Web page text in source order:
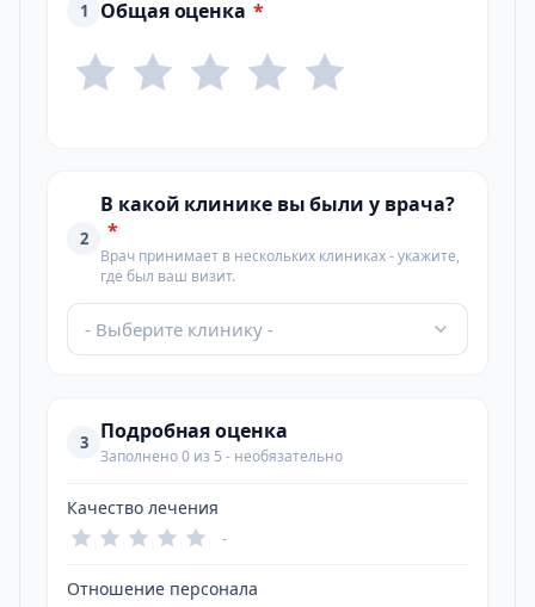
1 Общая оценка *
2
В какой клинике вы были у врача?
*
Врач принимает в нескольких клиниках - укажите,
где был ваш визит.
- Выберите клинику -
3 Подробная оценка
Заполнено 0 из 5 - необязательно
Качество лечения
-
Отношение персонала